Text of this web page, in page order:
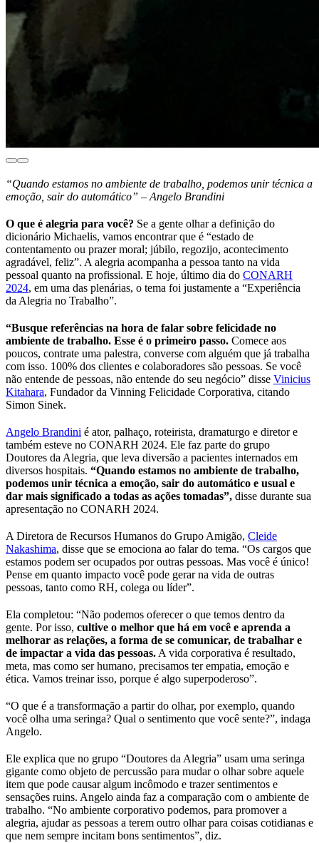
“Quando estamos no ambiente de trabalho, podemos unir técnica a
emoção, sair do automático” – Angelo Brandini
O que é alegria para você? Se a gente olhar a definição do
dicionário Michaelis, vamos encontrar que é “estado de
contentamento ou prazer moral; júbilo, regozijo, acontecimento
agradável, feliz”. A alegria acompanha a pessoa tanto na vida
pessoal quanto na profissional. E hoje, último dia do CONARH
2024, em uma das plenárias, o tema foi justamente a “Experiência
da Alegria no Trabalho”.
“Busque referências na hora de falar sobre felicidade no
ambiente de trabalho. Esse é o primeiro passo. Comece aos
poucos, contrate uma palestra, converse com alguém que já trabalha
com isso. 100% dos clientes e colaboradores são pessoas. Se você
não entende de pessoas, não entende do seu negócio” disse Vinicius
Kitahara, Fundador da Vinning Felicidade Corporativa, citando
Simon Sinek.
Angelo Brandini é ator, palhaço, roteirista, dramaturgo e diretor e
também esteve no CONARH 2024. Ele faz parte do grupo
Doutores da Alegria, que leva diversão a pacientes internados em
diversos hospitais. “Quando estamos no ambiente de trabalho,
podemos unir técnica a emoção, sair do automático e usual e
dar mais significado a todas as ações tomadas”, disse durante sua
apresentação no CONARH 2024.
A Diretora de Recursos Humanos do Grupo Amigão, Cleide
Nakashima, disse que se emociona ao falar do tema. “Os cargos que
estamos podem ser ocupados por outras pessoas. Mas você é único!
Pense em quanto impacto você pode gerar na vida de outras
pessoas, tanto como RH, colega ou líder”.
Ela completou: “Não podemos oferecer o que temos dentro da
gente. Por isso, cultive o melhor que há em você e aprenda a
melhorar as relações, a forma de se comunicar, de trabalhar e
de impactar a vida das pessoas. A vida corporativa é resultado,
meta, mas como ser humano, precisamos ter empatia, emoção e
ética. Vamos treinar isso, porque é algo superpoderoso”.
“O que é a transformação a partir do olhar, por exemplo, quando
você olha uma seringa? Qual o sentimento que você sente?”, indaga
Angelo.
Ele explica que no grupo “Doutores da Alegria” usam uma seringa
gigante como objeto de percussão para mudar o olhar sobre aquele
item que pode causar algum incômodo e trazer sentimentos e
sensações ruins. Angelo ainda faz a comparação com o ambiente de
trabalho. “No ambiente corporativo podemos, para promover a
alegria, ajudar as pessoas a terem outro olhar para coisas cotidianas e
que nem sempre incitam bons sentimentos”, diz.